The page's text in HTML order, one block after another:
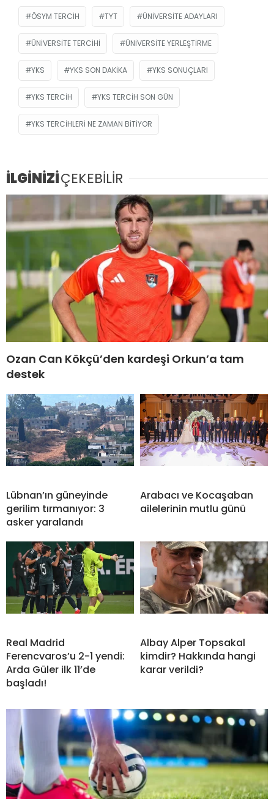
ÖSYM TERCIH TYT ÜNIVERSITE ADAYLARI
ÜNIVERSITE TERCIHI ÜNIVERSITE YERLEŞTIRME
YKS YKS SON DAKIKA YKS SONUÇLARI
YKS TERCIH YKS TERCIH SON GÜN
YKS TERCIHLERI NE ZAMAN BITIYOR
İLGİNİZİÇEKEBİLİR
Ozan Can Kökçü’den kardeşi Orkun’a tam
destek
Lübnan’ın güneyinde
gerilim tırmanıyor: 3
asker yaralandı
Arabacı ve Kocaşaban
ailelerinin mutlu günü
Real Madrid
Ferencvaros’u 2-1 yendi:
Arda Güler ilk 11’de
başladı!
Albay Alper Topsakal
kimdir? Hakkında hangi
karar verildi?